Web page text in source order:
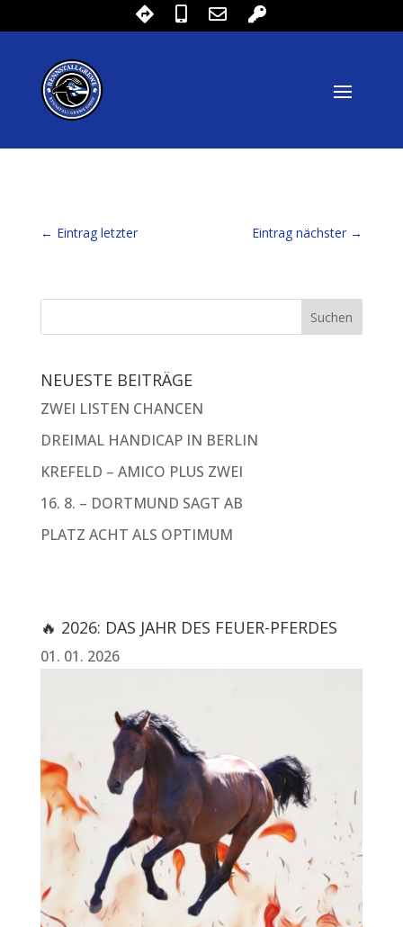
← Eintrag letzter Eintrag nächster →
NEUESTE BEITRÄGE
ZWEI LISTEN CHANCEN
DREIMAL HANDICAP IN BERLIN
KREFELD – AMICO PLUS ZWEI
16. 8. – DORTMUND SAGT AB
PLATZ ACHT ALS OPTIMUM
🔥 2026: DAS JAHR DES FEUER-PFERDES
01. 01. 2026